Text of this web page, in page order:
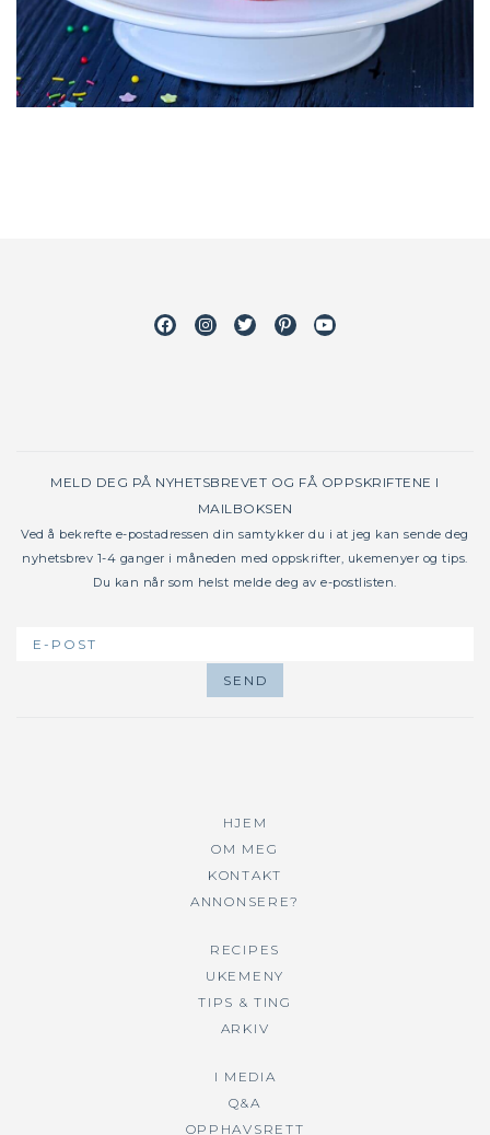
FacebookInstagram
TwitterPinterestYoutube
MELD DEG PÅ NYHETSBREVET OG FÅ OPPSKRIFTENE I
MAILBOKSEN
Ved å bekrefte e-postadressen din samtykker du i at jeg kan sende deg
nyhetsbrev 1-4 ganger i måneden med oppskrifter, ukemenyer og tips.
Du kan når som helst melde deg av e-postlisten.
HJEM
OM MEG
KONTAKT
ANNONSERE?
RECIPES
UKEMENY
TIPS & TING
ARKIV
I MEDIA
Q&A
OPPHAVSRETT